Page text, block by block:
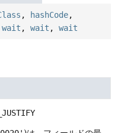
, hashCode,
wait , wait , wait